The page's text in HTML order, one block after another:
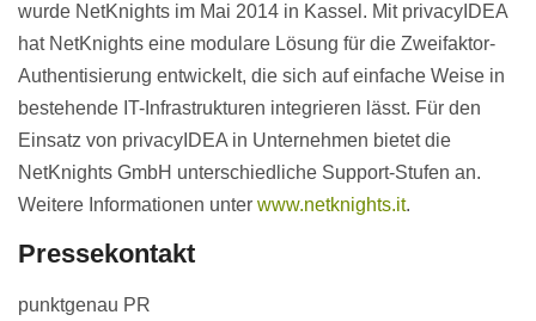
wurde NetKnights im Mai 2014 in Kassel. Mit privacyIDEA
hat NetKnights eine modulare Lösung für die Zweifaktor-
Authentisierung entwickelt, die sich auf einfache Weise in
bestehende IT-Infrastrukturen integrieren lässt. Für den
Einsatz von privacyIDEA in Unternehmen bietet die
NetKnights GmbH unterschiedliche Support-Stufen an.
Weitere Informationen unter www.netknights.it.
Pressekontakt
punktgenau PR